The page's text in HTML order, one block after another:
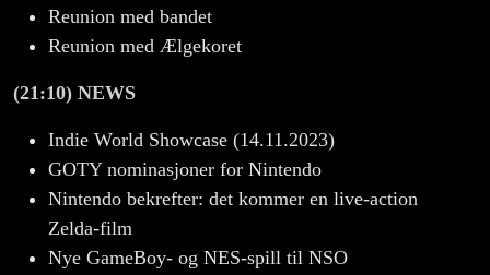
Reunion med bandet
Reunion med Ælgekoret
(21:10) NEWS
Indie World Showcase (14.11.2023)
GOTY nominasjoner for Nintendo
Nintendo bekrefter: det kommer en live-action
Zelda-film
Nye GameBoy- og NES-spill til NSO